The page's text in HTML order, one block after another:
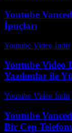
Youtube
İpuçları
Youtube Video İndir-
Youtube Video
Yazılımlar ile
Youtube Video İndir-
Youtube
Bir Cep